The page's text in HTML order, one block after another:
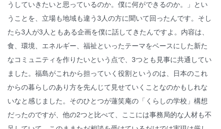
うしていきたいと思っているのか。僕に何ができるのか。」とい
うことを、立場も地域も違う3人の方に聞いて回ったんです。そし
たら3人が3人ともある企画を僕に話してきたんですよ。内容は、
食、環境、エネルギー、福祉といったテーマをベースにした新た
なコミュニティを作りたいという点で、3つとも見事に共通してい
ました。福島がこれから担っていく役割というのは、日本のこれ
からの暮らしのあり方を先んじて見せていくことなのかもしれな
いなと感じました。そのひとつが蓮笑庵の「くらしの学校」構想
だったのですが、他の2つと比べて、ここには事務局的な人材も不